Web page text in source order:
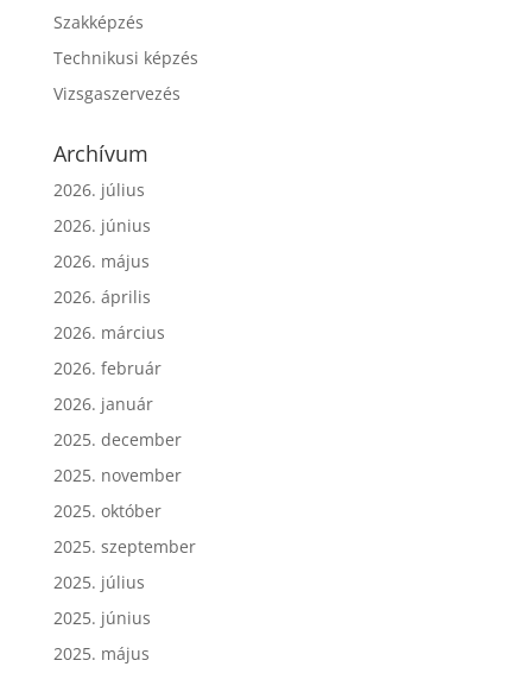
Szakképzés
Technikusi képzés
Vizsgaszervezés
Archívum
2026. július
2026. június
2026. május
2026. április
2026. március
2026. február
2026. január
2025. december
2025. november
2025. október
2025. szeptember
2025. július
2025. június
2025. május